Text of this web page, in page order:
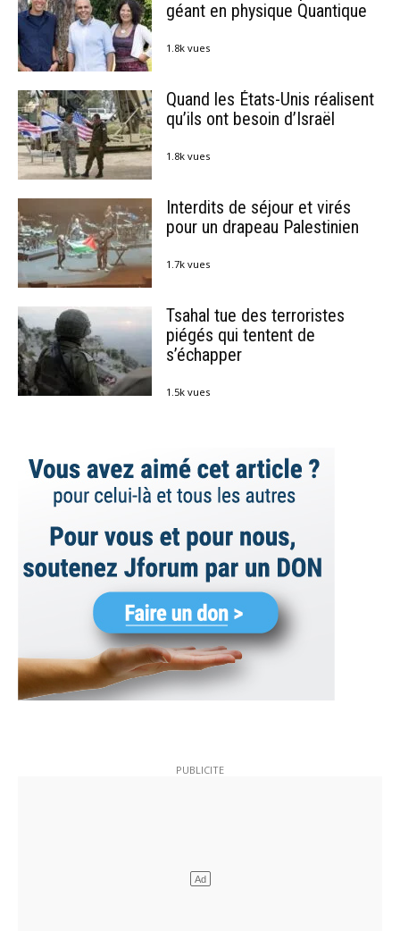
géant en physique Quantique
1.8k vues
Quand les États-Unis réalisent
qu’ils ont besoin d’Israël
1.8k vues
Interdits de séjour et virés
pour un drapeau Palestinien
1.7k vues
Tsahal tue des terroristes
piégés qui tentent de
s’échapper
1.5k vues